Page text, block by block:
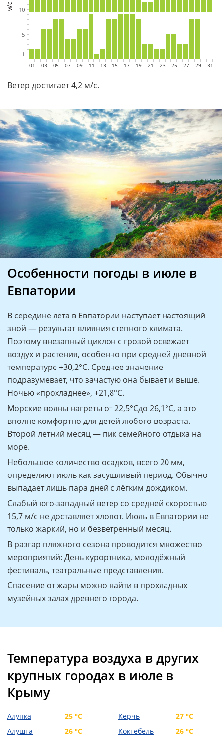
01 03 05 0708 0910 11 13 15 17 19 2021 2223 25 2728 2930 31
Ветер достигает 4,2 м/с.
Особенности погоды в июле в
Евпатории
В середине лета в Евпатории наступает настоящий
зной — результат влияния степного климата.
Поэтому внезапный циклон с грозой освежает
воздух и растения, особенно при средней дневной
температуре +30,2°С. Среднее значение
подразумевает, что зачастую она бывает и выше.
Ночью «прохладнее», +21,8°С.
Морские волны нагреты от 22,5°Сдо 26,1°С, а это
вполне комфортно для детей любого возраста.
Второй летний месяц — пик семейного отдыха на
море.
Небольшое количество осадков, всего 20 мм,
определяют июль как засушливый период. Обычно
выпадает лишь пара дней с лёгким дождиком.
Слабый юго-западный ветер со средней скоростью
15,7 м/с не доставляет хлопот. Июль в Евпатории не
только жаркий, но и безветренный месяц.
В разгар пляжного сезона проводится множество
мероприятий: День курортника, молодёжный
фестиваль, театральные представления.
Спасение от жары можно найти в прохладных
музейных залах древнего города.
Температура воздуха в других
крупных городах в июле в
Крыму
Алупка
25 °C
Алушта
26 °C
Керчь
27 °C
Коктебель
26 °C